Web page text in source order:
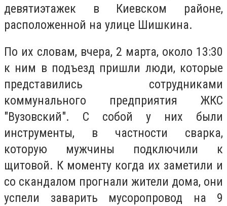
девятиэтажек в Киевском районе,
расположенной на улице Шишкина.
По их словам, вчера, 2 марта, около 13:30
к ним в подъезд пришли люди, которые
представились сотрудниками
коммунального предприятия ЖКС
"Вузовский". С собой у них были
инструменты, в частности сварка,
которую мужчины подключили к
щитовой. К моменту когда их заметили и
со скандалом прогнали жители дома, они
успели заварить мусоропровод на 9